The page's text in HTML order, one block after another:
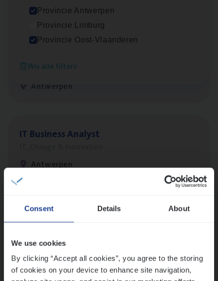
Consent Details About
We use cookies
By clicking “Accept all cookies”, you agree to the storing
of cookies on your device to enhance site navigation,
Provincie Antwerpen
Provincie Limburg
Provincie Oost-Vlaanderen
Wis alle filters
Antwerpen
IT, Change & Innovation
Antwerpen
ITBusi­ness Analyst
Antwerpen
Lees onze verhalen
versterken
Mathias houdt van diepgaande dossiers én droge
humor